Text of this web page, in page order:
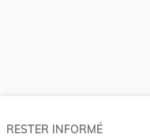
RESTER INFORMÉ